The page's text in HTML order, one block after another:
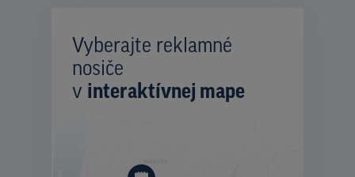
Vyberajte reklamné
nosiče
v interaktívnej mape